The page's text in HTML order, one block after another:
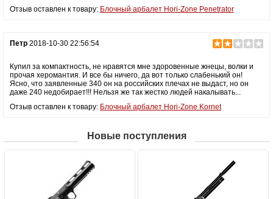
Отзыв оставлен к товару: Блочный арбалет Hori-Zone Penetrator
Петр 2018-10-30 22:56:54
Купил за компактность, не нравятся мне здоровенные жнецы, волки и
прочая херомантия. И все бы ничего, да вот только слабенький он!
Ясно, что заявленные 340 он на российских плечах не выдаст, но он
даже 240 недобирает!!! Нельзя же так жестко людей накалывать...
Отзыв оставлен к товару: Блочный арбалет Hori-Zone Kornet
Новые поступления